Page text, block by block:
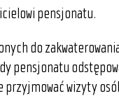
pensjonatu.
do
pensjonatu
wizyty